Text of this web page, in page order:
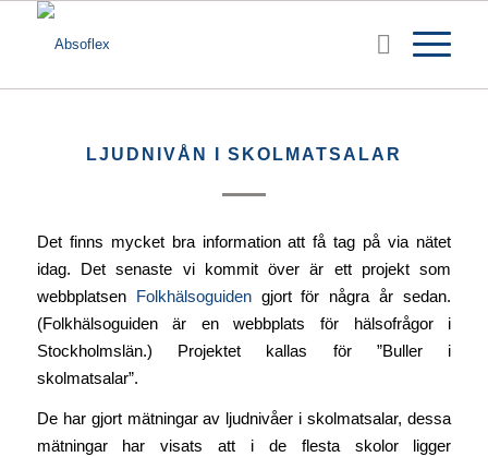
LJUDNIVÅN I SKOLMATSALAR
Det finns mycket bra information att få tag på via nätet
idag. Det senaste vi kommit över är ett projekt som
webbplatsen Folkhälsoguiden gjort för några år sedan.
(Folkhälsoguiden är en webbplats för hälsofrågor i
Stockholmslän.) Projektet kallas för ”Buller i
skolmatsalar”.
De har gjort mätningar av ljudnivåer i skolmatsalar, dessa
mätningar har visats att i de flesta skolor ligger